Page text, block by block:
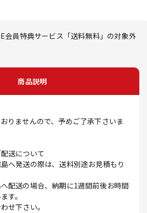
員特典サービス「送料無料」の対象外
商品説明
りませんので、予めご了承下さいま
送について
へ発送の際は、送料別途お見積もり
配送の場合、納期に1週間前後お時間
す。
せ下さい。